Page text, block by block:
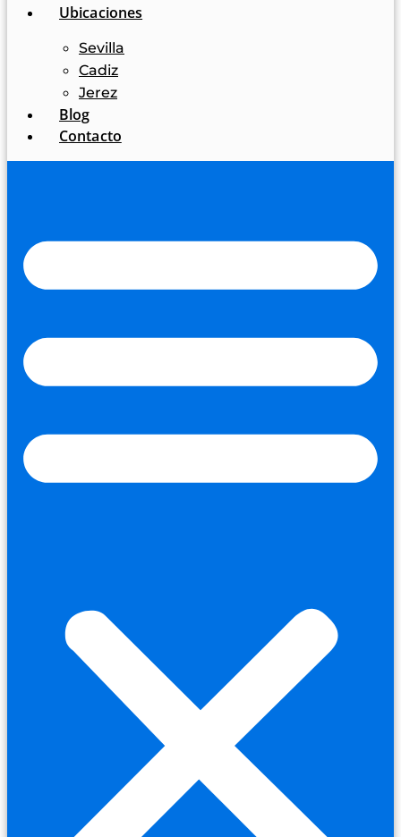
Ubicaciones
Sevilla
Cadiz
Jerez
Blog
Contacto